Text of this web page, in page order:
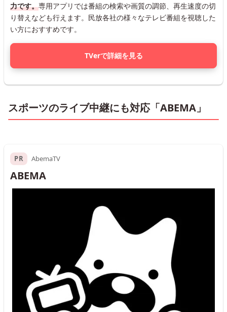
力です。専用アプリでは番組の検索や画質の調節、再生速度の切
り替えなども行えます。民放各社の様々なテレビ番組を視聴した
い方におすすめです。
TVerで詳細を見る
スポーツのライブ中継にも対応「ABEMA」
PR AbemaTV
ABEMA